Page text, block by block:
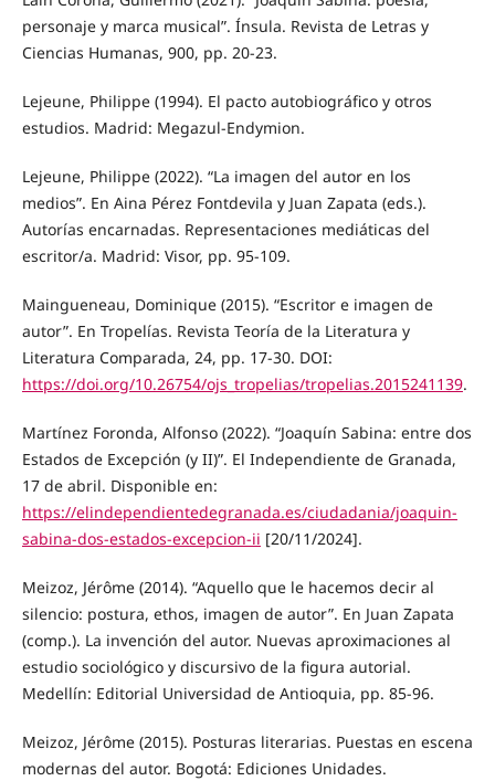
personaje y marca musical”. Ínsula. Revista de Letras y
Ciencias Humanas, 900, pp. 20-23.
Lejeune, Philippe (1994). El pacto autobiográfico y otros
estudios. Madrid: Megazul-Endymion.
Lejeune, Philippe (2022). “La imagen del autor en los
medios”. En Aina Pérez Fontdevila y Juan Zapata (eds.).
Autorías encarnadas. Representaciones mediáticas del
escritor/a. Madrid: Visor, pp. 95-109.
Maingueneau, Dominique (2015). “Escritor e imagen de
autor”. En Tropelías. Revista Teoría de la Literatura y
Literatura Comparada, 24, pp. 17-30. DOI:
https://doi.org/10.26754/ojs_tropelias/tropelias.2015241139.
Martínez Foronda, Alfonso (2022). “Joaquín Sabina: entre dos
Estados de Excepción (y II)”. El Independiente de Granada,
17 de abril. Disponible en:
https://elindependientedegranada.es/ciudadania/joaquin-
sabina-dos-estados-excepcion-ii [20/11/2024].
Meizoz, Jérôme (2014). “Aquello que le hacemos decir al
silencio: postura, ethos, imagen de autor”. En Juan Zapata
(comp.). La invención del autor. Nuevas aproximaciones al
estudio sociológico y discursivo de la figura autorial.
Medellín: Editorial Universidad de Antioquia, pp. 85-96.
Meizoz, Jérôme (2015). Posturas literarias. Puestas en escena
modernas del autor. Bogotá: Ediciones Unidades.